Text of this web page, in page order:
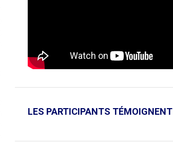
LES PARTICIPANTS TÉMOIGNENT